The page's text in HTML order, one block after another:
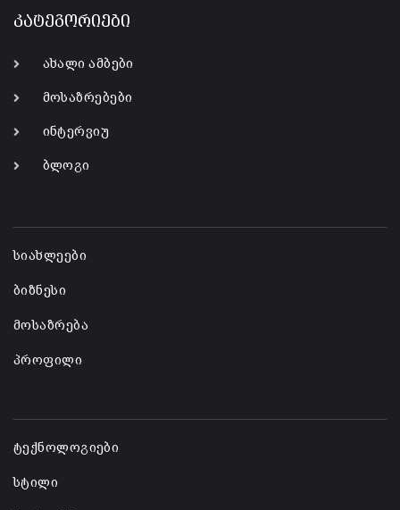
კატეგორიები
ახალი ამბები
მოსაზრებები
ინტერვიუ
ბლოგი
სიახლეები
ბიზნესი
მოსაზრება
პროფილი
ტექნოლოგიები
სტილი